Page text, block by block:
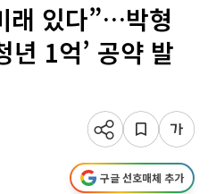
래 있다”…박형
년 1억’ 공약 발
구글 선호매체 추가